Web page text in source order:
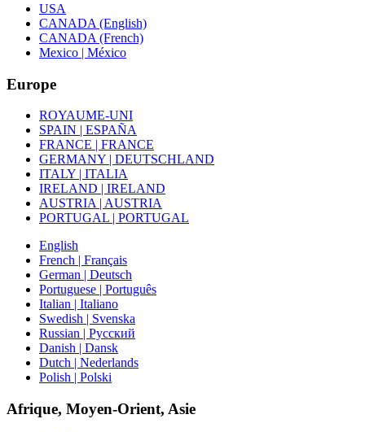
USA
CANADA (English)
CANADA (French)
Mexico | México
Europe
ROYAUME-UNI
SPAIN | ESPAÑA
FRANCE | FRANCE
GERMANY | DEUTSCHLAND
ITALY | ITALIA
IRELAND | IRELAND
AUSTRIA | AUSTRIA
PORTUGAL | PORTUGAL
English
French | Français
German | Deutsch
Portuguese | Português
Italian | Italiano
Swedish | Svenska
Russian | Русский
Danish | Dansk
Dutch | Nederlands
Polish | Polski
Afrique, Moyen-Orient, Asie